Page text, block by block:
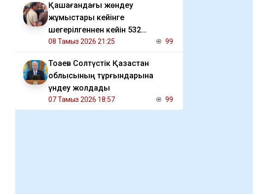
Қашағандағы жөндеу
жұмыстары кейінге
шегерілгеннен кейін 532
жұмысшы өтемақысын ала
08 Тамыз 2026 21:25 99
Тоқаев Солтүстік Қазақстан
облысының тұрғындарына
үндеу жолдады
07 Тамыз 2026 18:57 99